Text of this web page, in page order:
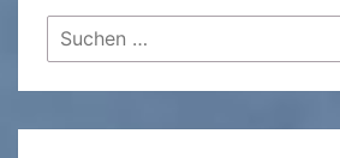
Suchen
nach: